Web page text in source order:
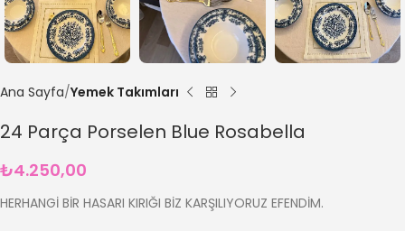
Ana Sayfa Yemek Takımları
24 Parça Porselen Blue Rosabella
₺4.250,00
HERHANGİ BİR HASARI KIRIĞI BİZ KARŞILIYORUZ EFENDİM.